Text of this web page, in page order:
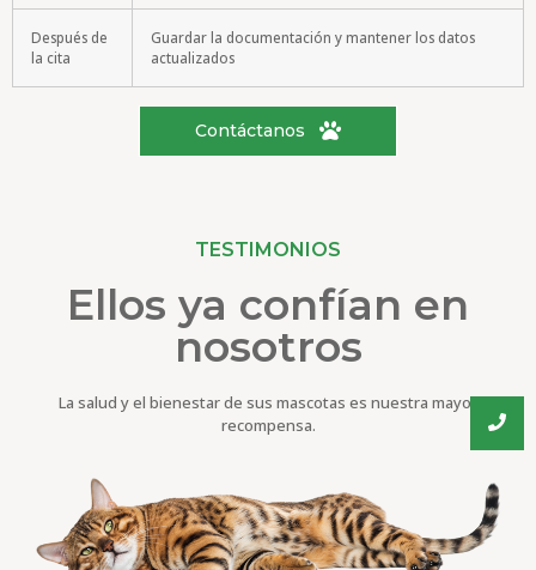
Después de
la cita
Guardar la documentación y mantener los datos
actualizados
Contáctanos
TESTIMONIOS
Ellos ya confían en
nosotros
La salud y el bienestar de sus mascotas es nuestra mayor
recompensa.